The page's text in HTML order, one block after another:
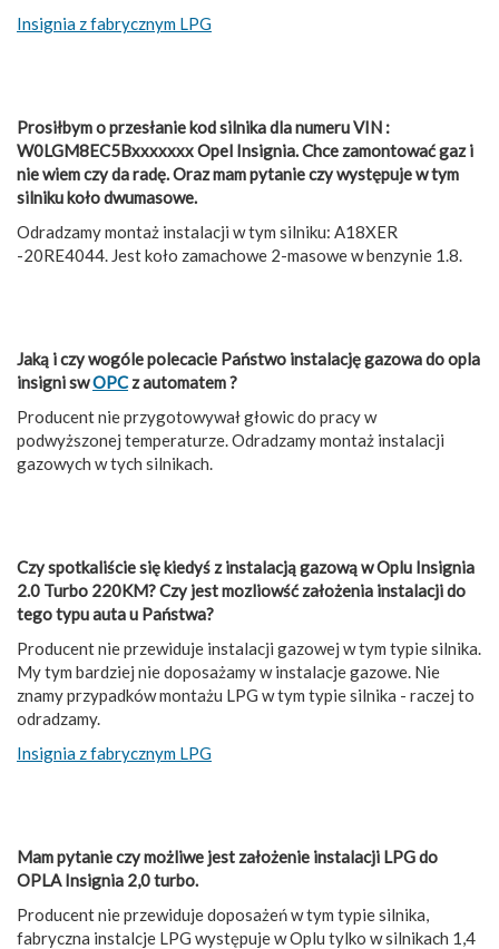
Insignia z fabrycznym LPG
Prosiłbym o przesłanie kod silnika dla numeru VIN :
W0LGM8EC5Bxxxxxxx Opel Insignia. Chce zamontować gaz i
nie wiem czy da radę. Oraz mam pytanie czy występuje w tym
silniku koło dwumasowe.
Odradzamy montaż instalacji w tym silniku: A18XER
-20RE4044. Jest koło zamachowe 2-masowe w benzynie 1.8.
Jaką i czy wogóle polecacie Państwo instalację gazowa do opla
insigni swOPCz automatem ?
Producent nie przygotowywał głowic do pracy w
podwyższonej temperaturze. Odradzamy montaż instalacji
gazowych w tych silnikach.
Czy spotkaliście się kiedyś z instalacją gazową w Oplu Insignia
2.0 Turbo 220KM? Czy jest mozliowść założenia instalacji do
tego typu auta u Państwa?
Producent nie przewiduje instalacji gazowej w tym typie silnika.
My tym bardziej nie doposażamy w instalacje gazowe. Nie
znamy przypadków montażu LPG w tym typie silnika - raczej to
odradzamy.
Insignia z fabrycznym LPG
Mam pytanie czy możliwe jest założenie instalacji LPG do
OPLA Insignia 2,0 turbo.
Producent nie przewiduje doposażeń w tym typie silnika,
fabryczna instalcje LPG występuje w Oplu tylko w silnikach 1,4